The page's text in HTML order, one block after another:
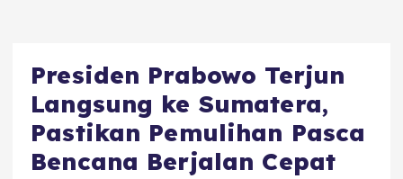
Presiden Prabowo Terjun
Langsung ke Sumatera,
Pastikan Pemulihan Pasca
Bencana Berjalan Cepat